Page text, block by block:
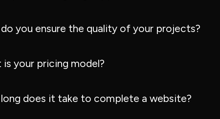
you ensure the quality of your projects?
is your pricing model?
does it take to complete a website?